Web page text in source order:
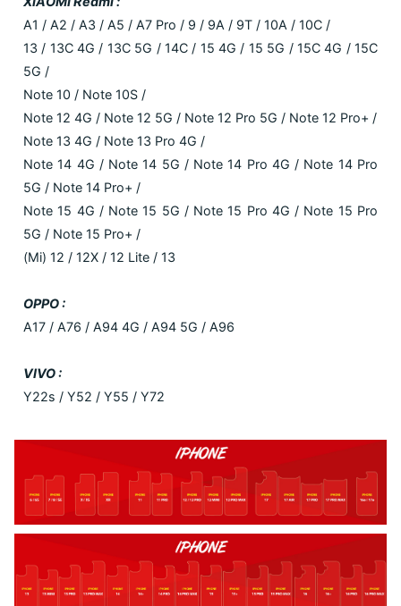
A1 / A2 / A3 / A5 / A7 Pro / 9 / 9A / 9T / 10A / 10C /
13 / 13C 4G / 13C 5G / 14C / 15 4G / 15 5G / 15C 4G / 15C
5G /
Note 10 / Note 10S /
Note 12 4G / Note 12 5G / Note 12 Pro 5G / Note 12 Pro+ /
Note 13 4G / Note 13 Pro 4G /
Note 14 4G / Note 14 5G / Note 14 Pro 4G / Note 14 Pro
5G / Note 14 Pro+ /
Note 15 4G / Note 15 5G / Note 15 Pro 4G / Note 15 Pro
5G / Note 15 Pro+ /
(Mi) 12 / 12X / 12 Lite / 13
OPPO :
A17 / A76 / A94 4G / A94 5G / A96
VIVO :
Y22s / Y52 / Y55 / Y72